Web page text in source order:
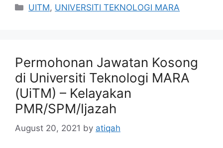
Categories
UITM, UNIVERSITI TEKNOLOGI MARA
Permohonan Jawatan Kosong
di Universiti Teknologi MARA
(UiTM) – Kelayakan
PMR/SPM/Ijazah
August 20, 2021 by atiqah